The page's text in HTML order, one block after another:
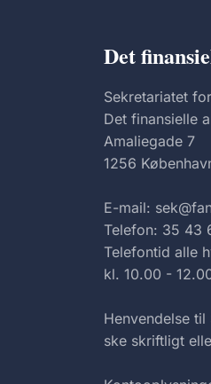
Det
Sekretariatet for
Det finansielle
Amaliegade 7
1256
E-mail:
Telefon: 35 43
Telefontid alle
kl. 10.00 -
Henvendelse
ske skriftligt